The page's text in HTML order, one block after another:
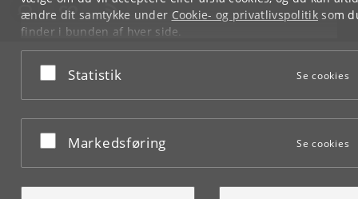
ændre dit samtykke under Cookie- og privatlivspolitiksom
finder i bunden af hver side.
Acceptér eller afslå
Statistik Se cookies
Acceptér eller afslå
Markedsføring Se cookies